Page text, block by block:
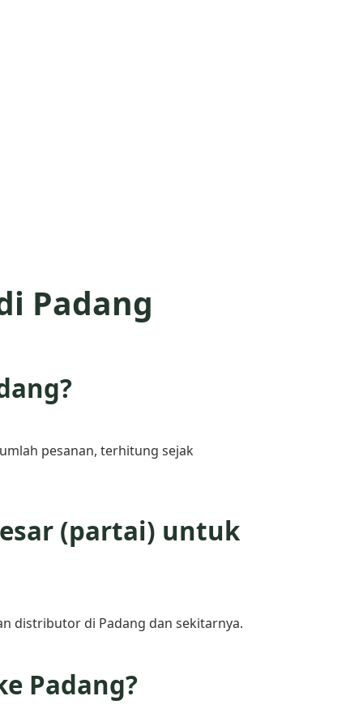
Padang
pesanan, terhitung sejak
(partai) untuk
distributor di Padang dan sekitarnya.
Padang?